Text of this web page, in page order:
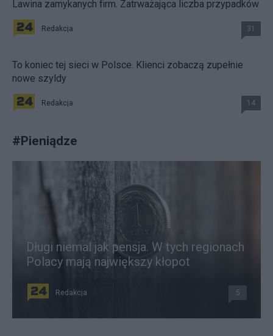
Lawina zamykanych firm. Zatrważająca liczba przypadków
Redakcja 31
To koniec tej sieci w Polsce. Klienci zobaczą zupełnie
nowe szyldy
Redakcja 14
#Pieniądze
Długi niemal jak pensja. W tych regionach
Polacy mają największy kłopot
Redakcja 5